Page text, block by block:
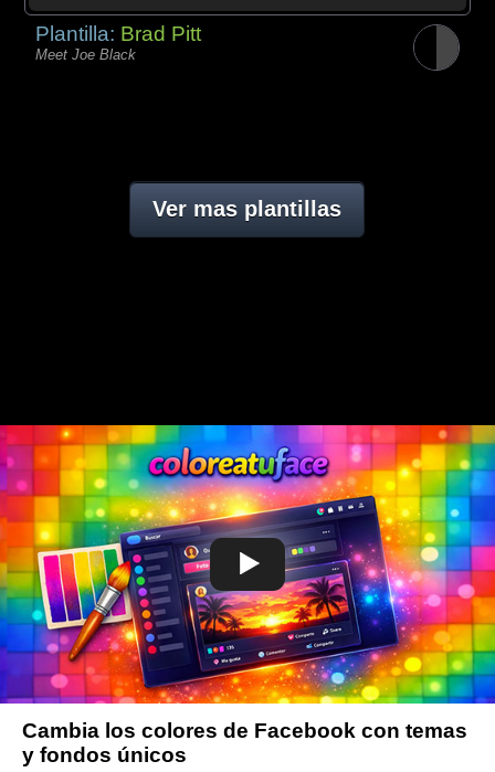
Plantilla: Brad Pitt
Meet Joe Black
Ver mas plantillas
Cambia los colores de Facebook con temas
y fondos únicos